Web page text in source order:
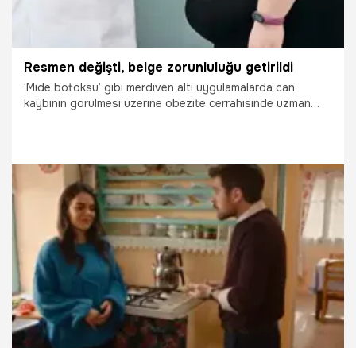
Resmen değişti, belge zorunluluğu getirildi
‘Mide botoksu’ gibi merdiven altı uygulamalarda can
kaybının görülmesi üzerine obezite cerrahisinde uzman
7.05.2023 Gündem